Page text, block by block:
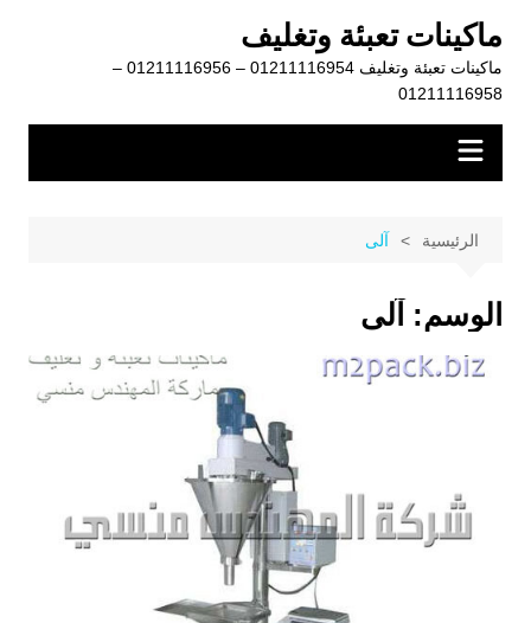
المحتوى
ماكينات تعبئة وتغليف
ماكينات تعبئة وتغليف 01211116954 – 01211116956 –
01211116958
الرئيسية آلى
الوسم: آلى